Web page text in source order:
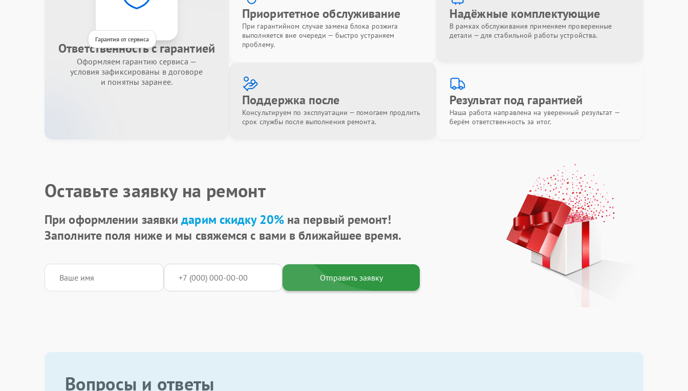
Гарантия от сервиса
Ответственность с гарантией
Оформляем гарантию сервиса —
условия зафиксированы в договоре
и понятны заранее.
Приоритетное обслуживание
При гарантийном случае замена блока розжига
выполняется вне очереди — быстро устраняем
проблему.
Надёжные комплектующие
В рамках обслуживания применяем проверенные
детали — для стабильной работы устройства.
Поддержка после
Консультируем по эксплуатации — помогаем продлить
срок службы после выполнения ремонта.
Результат под гарантией
Наша работа направлена на уверенный результат —
берём ответственность за итог.
Оставьте заявку на ремонт
При оформлении заявкидарим скидку 20%на первый ремонт!
Заполните поля ниже и мы свяжемся с вами в ближайшее время.
Отправить заявку
Вопросы и ответы